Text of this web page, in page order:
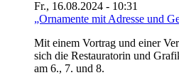
Fr., 16.08.2024 - 10:31
„Ornamente mit Adresse und
Mit einem Vortrag und einer
sich die Restauratorin und
am 6., 7. und 8.